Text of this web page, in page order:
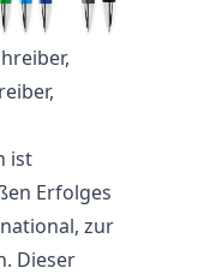
ist
Erfolges
zur
Dieser